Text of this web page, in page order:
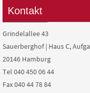
Kontakt
Grindelallee 43
Sauerberghof | Haus C,
20146 Hamburg
Tel 040 450 06 44
Fax 040 44 78 84